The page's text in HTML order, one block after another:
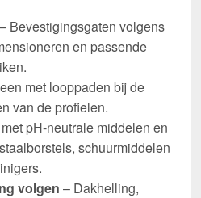
– Bevestigingsgaten volgens
en passende
met looppaden bij de
van de profielen.
pH-neutrale middelen en
schuurmiddelen
volgen – Dakhelling,